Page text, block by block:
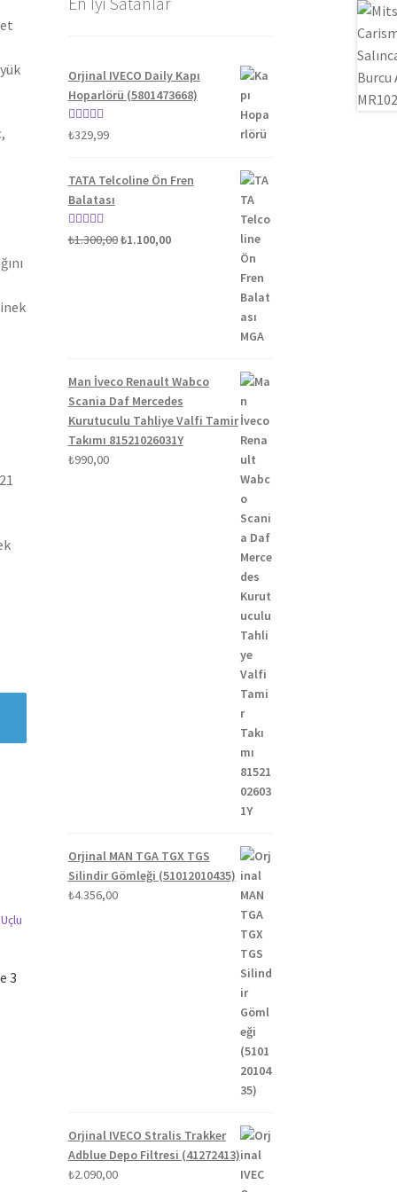
3
Orjinal IVECO Daily Kapı
Hoparlörü (5801473668)
5 üzerinden
₺329,99
TATA Telcoline Ön Fren
Balatası
5 üzerinden
₺1.300,00Orijinal
₺1.100,00Şu
Man İveco Renault Wabco
Scania Daf Mercedes
Kurutuculu Tahliye Valfi Tamir
Takımı 81521026031Y
₺990,00
Orjinal MAN TGA TGX TGS
Silindir Gömleği (51012010435)
₺4.356,00
Orjinal IVECO Stralis Trakker
Adblue Depo Filtresi (41272413)
₺2.090,00